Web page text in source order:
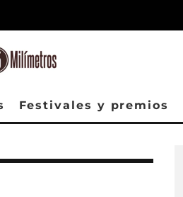
Festivales y premios